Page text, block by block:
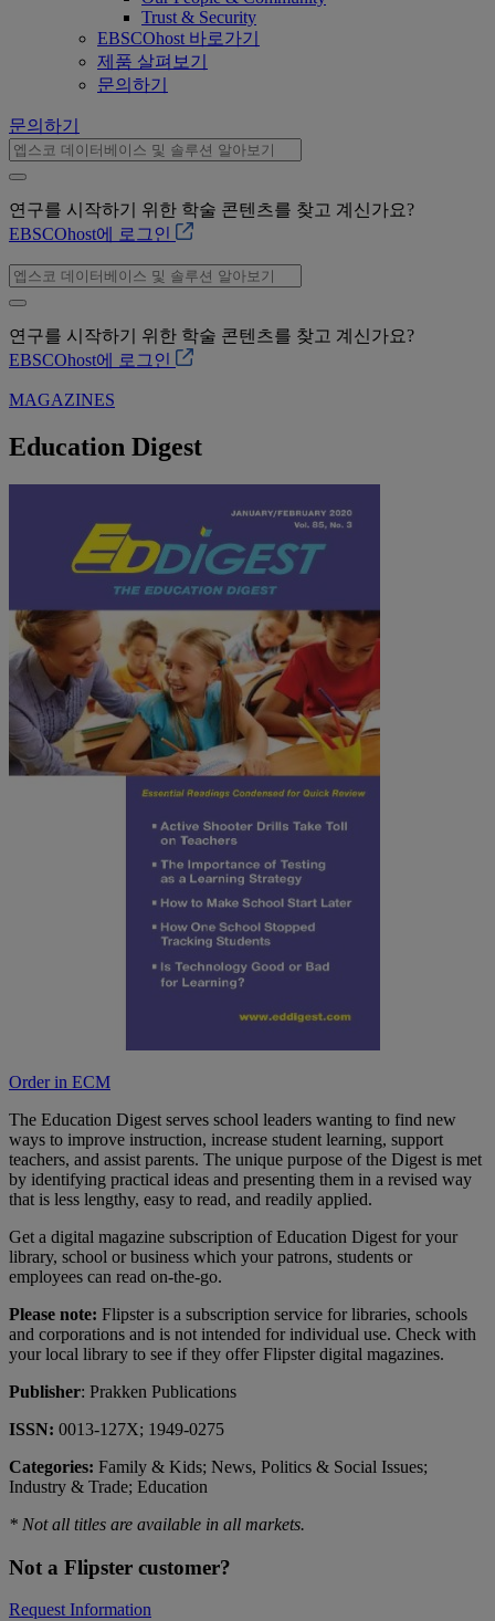
Trust & Security
EBSCOhost 바로가기
제품 살펴보기
문의하기
문의하기
연구를 시작하기 위한 학술 콘텐츠를 찾고 계신가요?
EBSCOhost에 로그인
연구를 시작하기 위한 학술 콘텐츠를 찾고 계신가요?
EBSCOhost에 로그인
MAGAZINES
Education Digest
Order in ECM
The Education Digest serves school leaders wanting to find new
ways to improve instruction, increase student learning, support
teachers, and assist parents. The unique purpose of the Digest is met
by identifying practical ideas and presenting them in a revised way
that is less lengthy, easy to read, and readily applied.
Get a digital magazine subscription of Education Digest for your
library, school or business which your patrons, students or
employees can read on-the-go.
Please note: Flipster is a subscription service for libraries, schools
and corporations and is not intended for individual use. Check with
your local library to see if they offer Flipster digital magazines.
Publisher: Prakken Publications
ISSN: 0013-127X; 1949-0275
Categories: Family & Kids; News, Politics & Social Issues;
Industry & Trade; Education
* Not all titles are available in all markets.
Not a Flipster customer?
Request Information